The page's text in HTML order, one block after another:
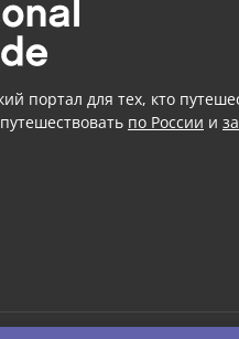
портал для тех, кто
по России и